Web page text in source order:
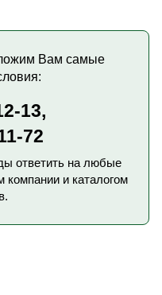
Вам самые
13,
72
ответить на любые
компании и каталогом